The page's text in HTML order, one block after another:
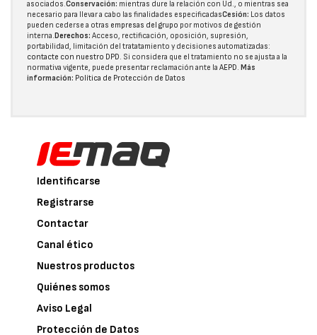
asociados.Conservación: mientras dure la relación con Ud., o mientras sea
necesario para llevar a cabo las finalidades especificadasCesión: Los datos
pueden cederse a otras empresas del grupo por motivos de gestión
interna.Derechos: Acceso, rectificación, oposición, supresión,
portabilidad, limitación del tratatamiento y decisiones automatizadas:
contacte con nuestro DPD. Si considera que el tratamiento no se ajusta a la
normativa vigente, puede presentar reclamación ante la AEPD. Más
información: Política de Protección de Datos
Identificarse
Registrarse
Contactar
Canal ético
Nuestros productos
Quiénes somos
Aviso Legal
Protección de Datos